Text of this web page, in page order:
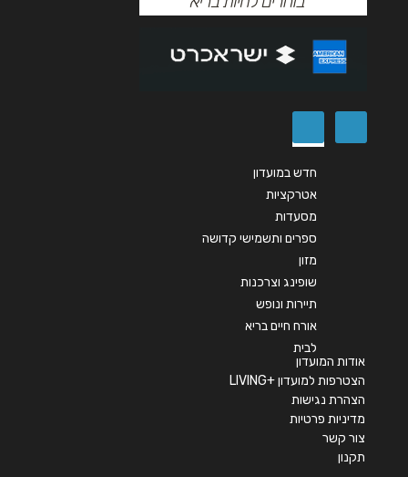
חדש במועדון
אטרקציות
מסעדות
ספרים ותשמישי קדושה
מזון
שופינג וצרכנות
תיירות ונופש
אורח חיים בריא
לבית
אודות המועדון
הצטרפות למועדון +LIVING
הצהרת נגישות
מדיניות פרטיות
צור קשר
תקנון